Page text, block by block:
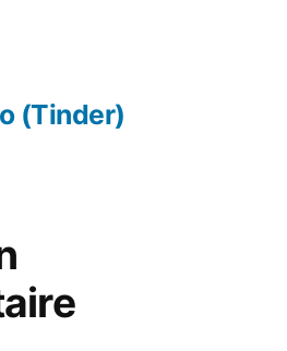
(Tinder)